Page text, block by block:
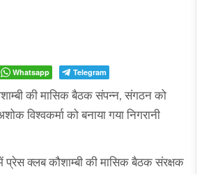
Whatsapp Telegram
की मासिक बैठक संपन्न, संगठन को
विश्वकर्मा को बनाया गया निगरानी
प्रेस क्लब कौशाम्बी की मासिक बैठक संरक्षक